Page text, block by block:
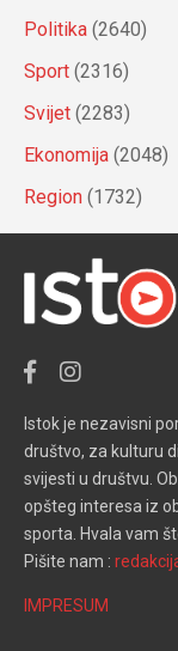
Politika (2640)
Sport (2316)
Svijet (2283)
Ekonomija (2048)
Region (1732)
Istok je nezavisni
društvo, za kulturu
svijesti u društvu.
opšteg interesa iz
sporta. Hvala vam
Pišite nam :
IMPRESUM